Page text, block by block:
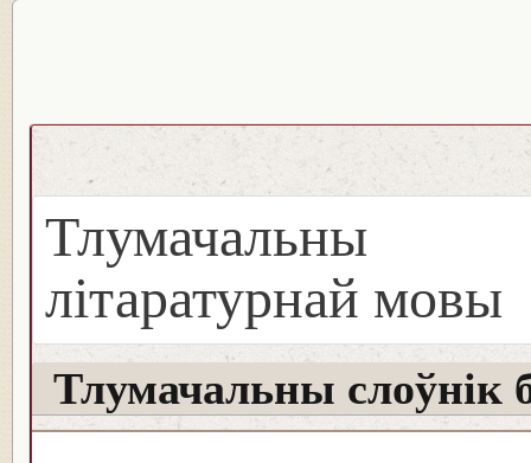
Тлумачальны
літаратурнай мовы
Тлумачальны слоўнік